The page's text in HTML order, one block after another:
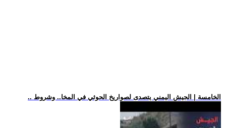
.. الخامسة | الجيش اليمني يتصدى لصواريخ الحوثي في المخا.. وشروط